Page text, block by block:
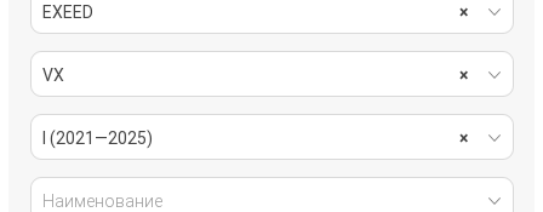
×
EXEED
×
VX
×
I (2021—2025)
Наименование